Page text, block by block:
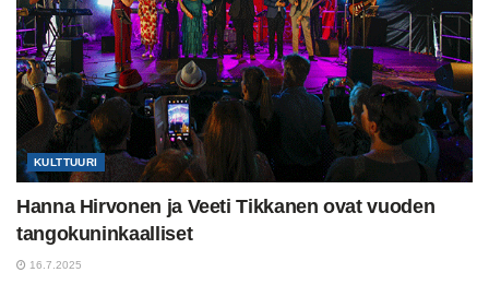
KULTTUURI
Hanna Hirvonen ja Veeti Tikkanen ovat vuoden
tangokuninkaalliset
16.7.2025